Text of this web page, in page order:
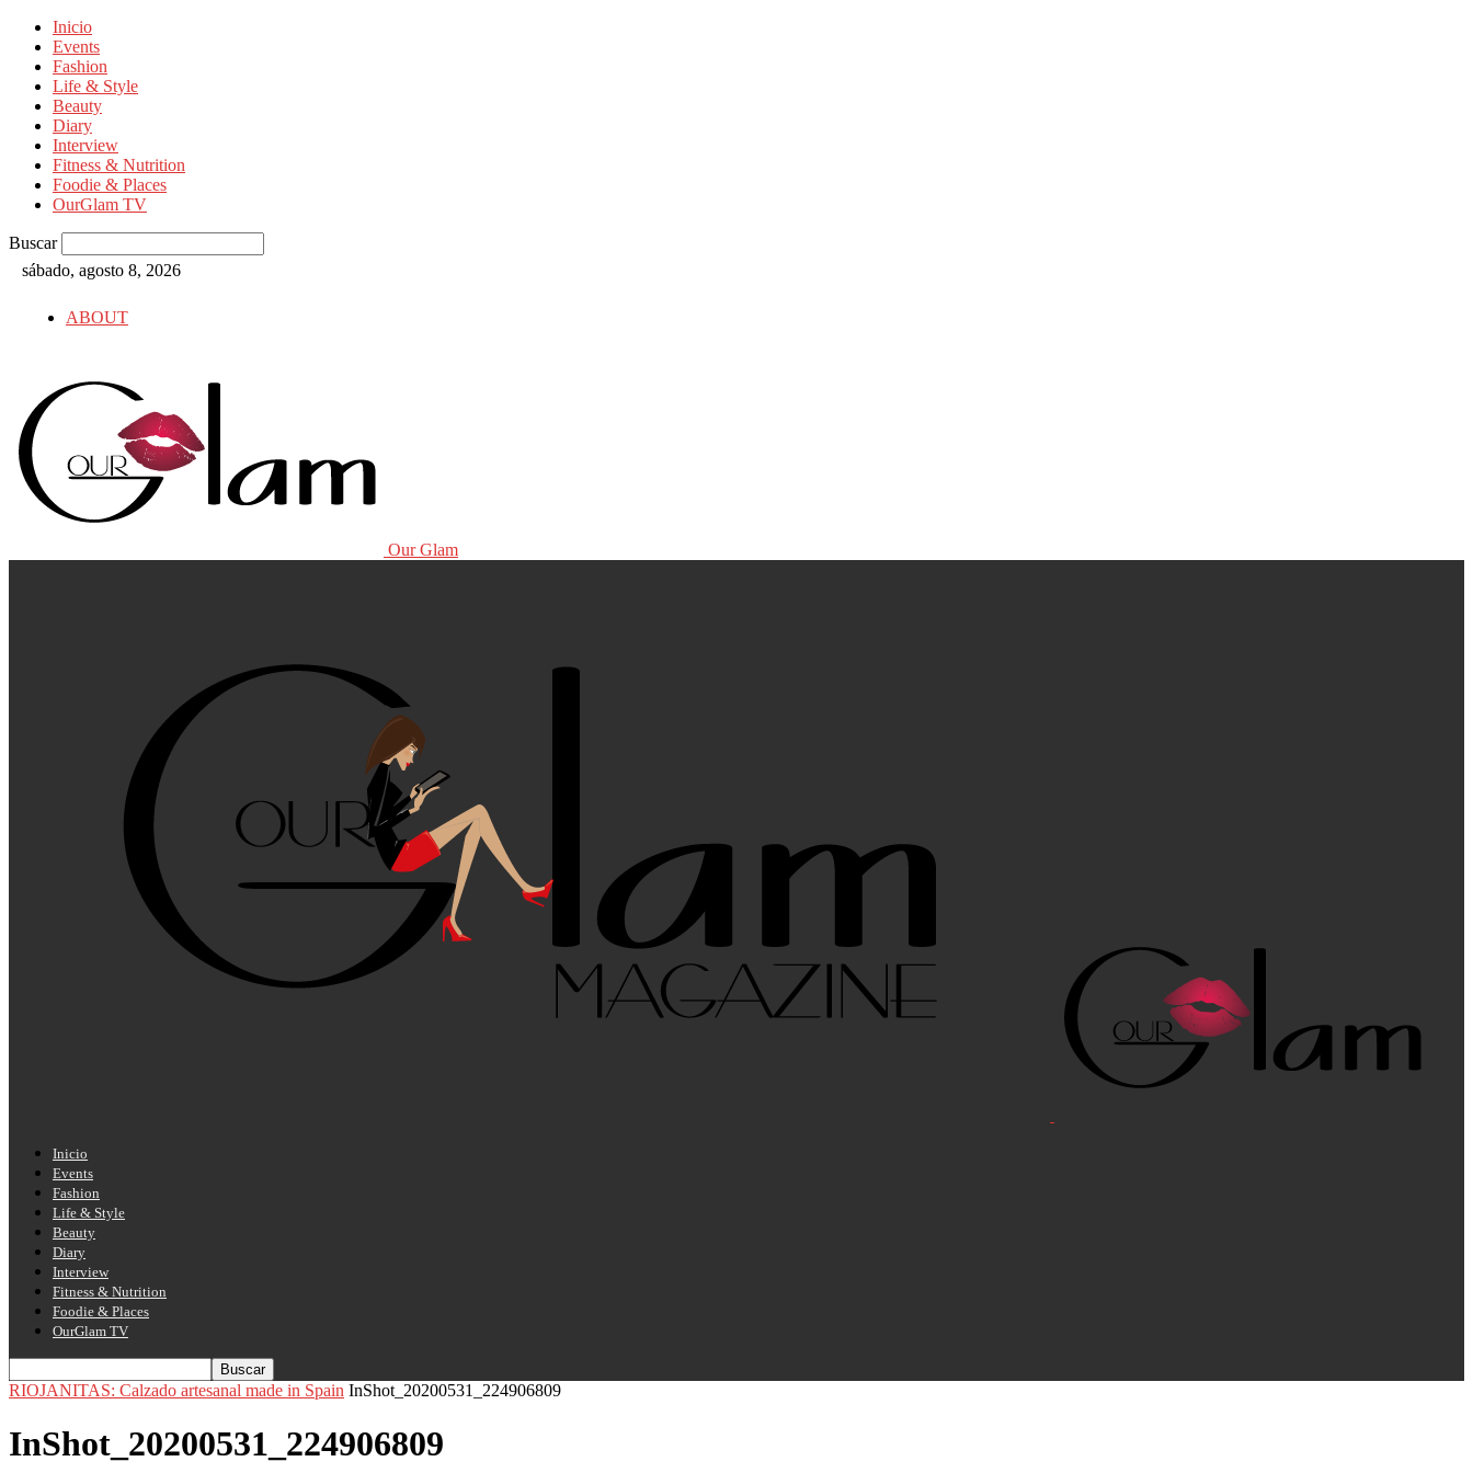
Inicio
Events
Fashion
Life & Style
Beauty
Diary
Interview
Fitness & Nutrition
Foodie & Places
OurGlam TV
Buscar
sábado, agosto 8, 2026
ABOUT
Our Glam
Inicio
Events
Fashion
Life & Style
Beauty
Diary
Interview
Fitness & Nutrition
Foodie & Places
OurGlam TV
RIOJANITAS: Calzado artesanal made in Spain InShot_20200531_224906809
InShot_20200531_224906809